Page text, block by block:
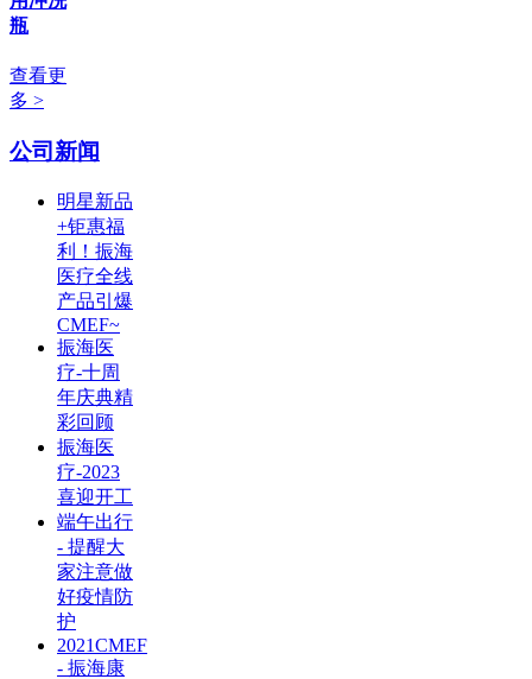
瓶
查看更
多 >
公司新闻
明星新品
+钜惠福
利！振海
医疗全线
产品引爆
CMEF~
振海医
疗-十周
年庆典精
彩回顾
振海医
疗-2023
喜迎开工
端午出行
- 提醒大
家注意做
好疫情防
护
2021CMEF
- 振海康